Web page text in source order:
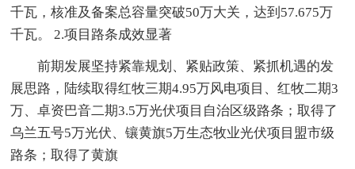
千瓦，核准及备案总容量突破50万大关，达到57.675万
千瓦。 2.项目路条成效显著
前期发展坚持紧靠规划、紧贴政策、紧抓机遇的发
展思路，陆续取得红牧三期4.95万风电项目、红牧二期3
万、卓资巴音二期3.5万光伏项目自治区级路条；取得了
乌兰五号5万光伏、镶黄旗5万生态牧业光伏项目盟市级
路条；取得了黄旗